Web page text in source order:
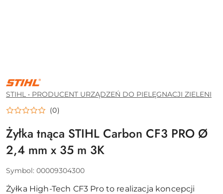
STIHL
•
PRODUCENT
URZĄDZEŃ
DO
PIELĘGNACJI
STIHL • PRODUCENT URZĄDZEŃ DO PIELĘGNACJI ZIELENI
(0)
Żyłka tnąca STIHL Carbon CF3 PRO Ø
2,4 mm x 35 m 3K
Symbol: 00009304300
Żyłka High-Tech CF3 Pro to realizacja koncepcji